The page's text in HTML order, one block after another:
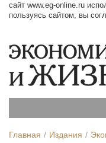
сайт www.eg-online.ru
пользуясь сайтом, вы
Главная Издания